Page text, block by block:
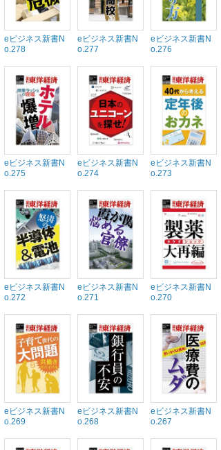
eビジネス新書N
o.278
eビジネス新書N
o.277
eビジネス新書N
o.276
eビジネス新書N
o.275
eビジネス新書N
o.274
eビジネス新書N
o.273
eビジネス新書N
o.272
eビジネス新書N
o.271
eビジネス新書N
o.270
eビジネス新書N
o.269
eビジネス新書N
o.268
eビジネス新書N
o.267